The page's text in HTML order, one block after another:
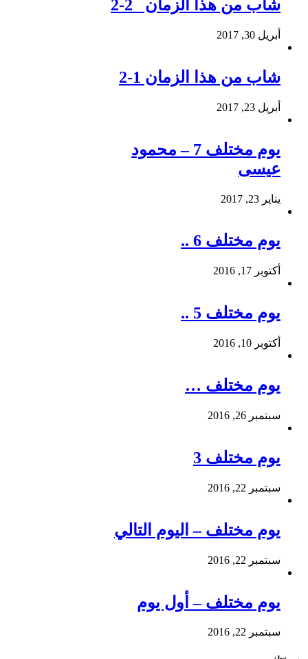
شاب من هذا الزمان 2-2
أبريل 30, 2017
شاب من هذا الزمان 1-2
أبريل 23, 2017
يوم مختلف 7 – محمود
عيسى
يناير 23, 2017
يوم مختلف 6 ..
أكتوبر 17, 2016
يوم مختلف 5 ..
أكتوبر 10, 2016
يوم مختلف …
سبتمبر 26, 2016
يوم مختلف 3
سبتمبر 22, 2016
يوم مختلف – اليوم التالي
سبتمبر 22, 2016
يوم مختلف – أول يوم
سبتمبر 22, 2016